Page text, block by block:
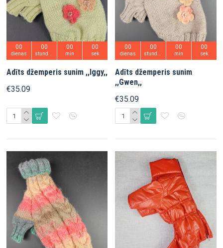
00
dienas
00 00
min
00
sek
Adīts džemperis sunim ,,Iggy,,
€35.09
00
dienas
00 00
min
00
sek
Adīts džemperis sunim
,,Gwen,,
€35.09